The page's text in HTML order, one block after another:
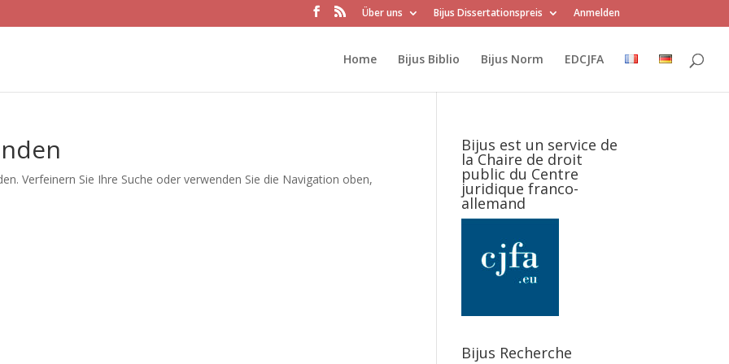
Über uns Bijus Dissertationspreis Anmelden
Home Bijus Biblio Bijus Norm EDCJFA
Verfeinern Sie Ihre Suche oder verwenden Sie die Navigation oben,
Bijus est un service de
la Chaire de droit
public du Centre
juridique franco-
allemand
Bijus Recherche